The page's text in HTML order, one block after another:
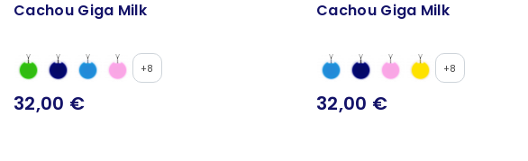
Cachou Giga Milk
+8
32,00 €
Cachou Giga Milk
+8
32,00 €